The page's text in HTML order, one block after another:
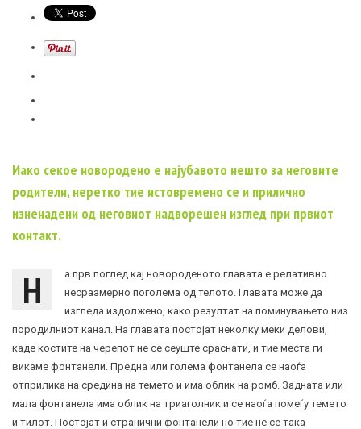
Иако секое новородено е најубавото нешто за неговите
родители, неретко тие истовремено се и прилично
изненадени од неговиот надворешен изглед при првиот
контакт.
Н
а прв поглед кај новороденото главата е релативно
несразмерно поголема од телото. Главата може да
изгледа издолжено, како резултат на поминувањето низ
породилниот канал. На главата постојат неколку меки делови,
каде костите на черепот не се сеуште сраснати, и тие места ги
викаме фонтанели. Предна или голема фонтанела се наоѓа
отприлика на средина на темето и има облик на ромб. Задната или
мала фонтанела има облик на триаголник и се наоѓа помеѓу темето
и тилот. Постојат и странични фонтанели но тие не се така